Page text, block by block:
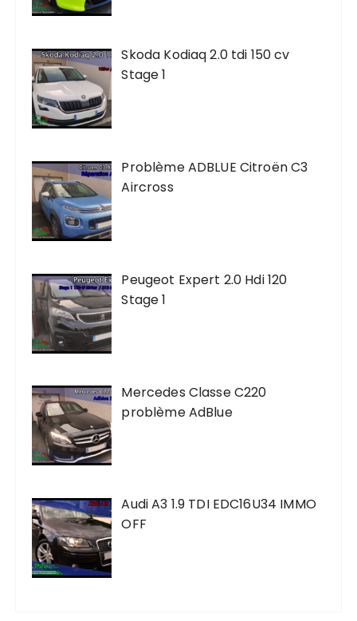
Skoda Kodiaq 2.0 tdi 150 cv
Stage 1
Problème ADBLUE Citroën C3
Aircross
Peugeot Expert 2.0 Hdi 120
Stage 1
Mercedes Classe C220
problème AdBlue
Audi A3 1.9 TDI EDC16U34 IMMO
OFF